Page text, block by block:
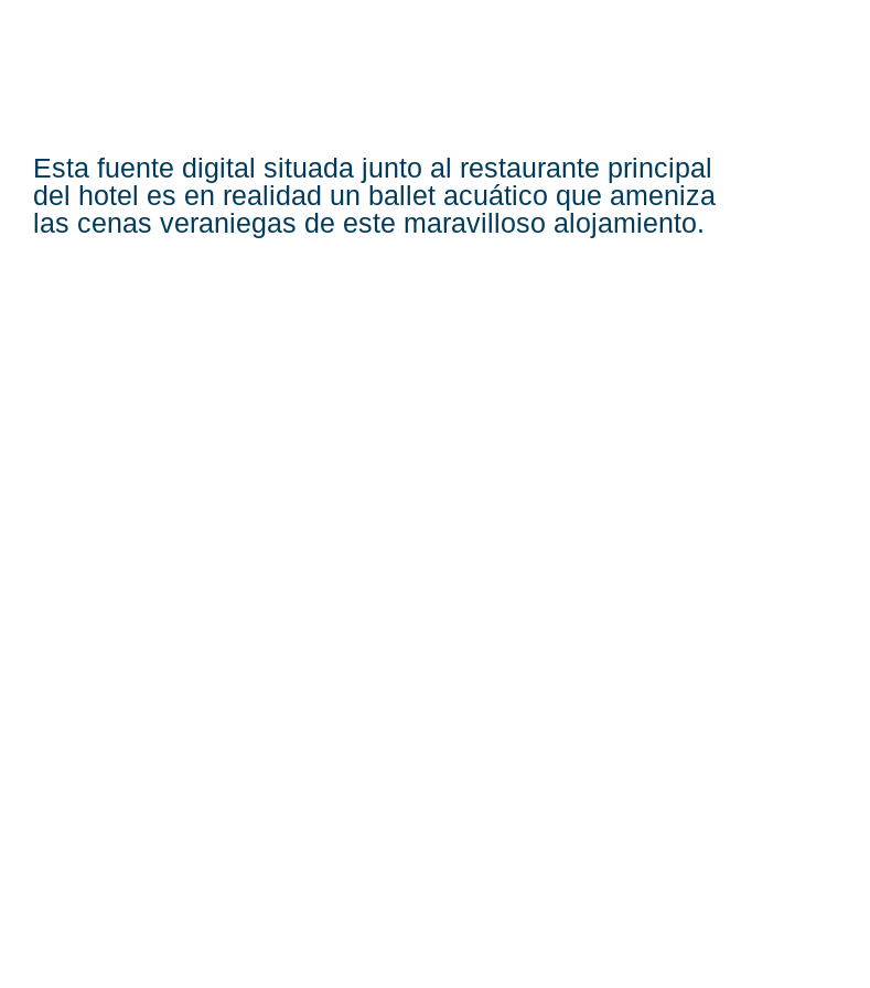
Esta fuente digital situada junto al restaurante principal
del hotel es en realidad un ballet acuático que ameniza
las cenas veraniegas de este maravilloso alojamiento.